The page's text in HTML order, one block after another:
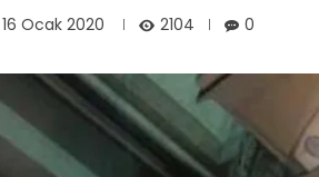
16 Ocak 2020 2104 0